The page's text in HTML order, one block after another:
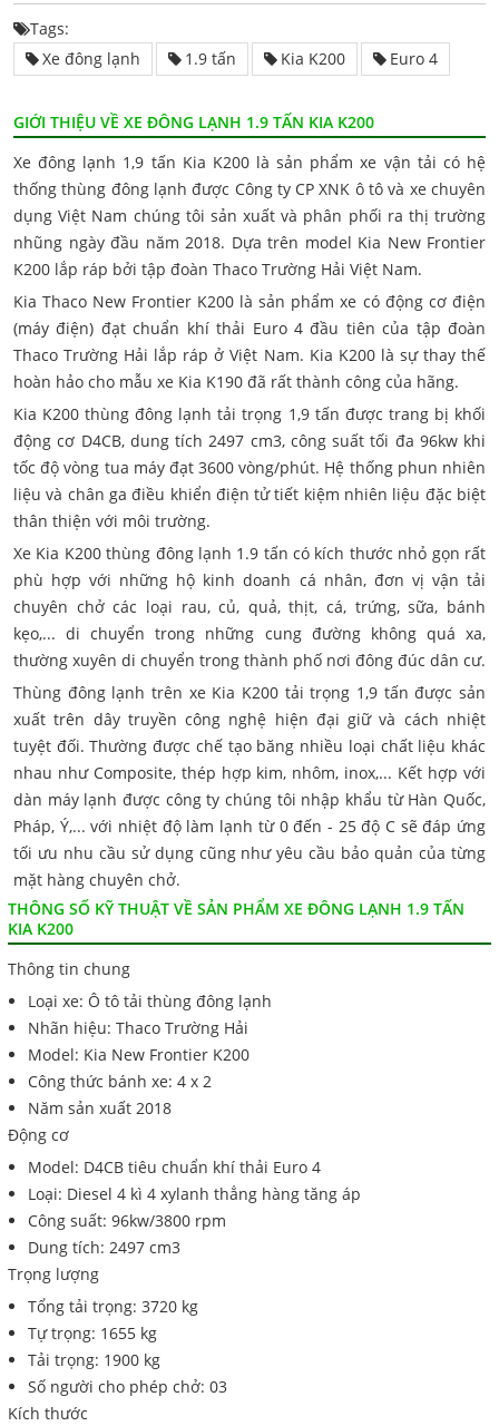
Tags:
Xe đông lạnh
1.9 tấn Kia K200 Euro 4
GIỚI THIỆU VỀ XE ĐÔNG LẠNH 1.9 TẤN KIA K200
Xe đông lạnh 1,9 tấn Kia K200 là sản phẩm xe vận tải có hệ
thống thùng đông lạnh được Công ty CP XNK ô tô và xe chuyên
dụng Việt Nam chúng tôi sản xuất và phân phối ra thị trường
nhũng ngày đầu năm 2018. Dựa trên model Kia New Frontier
K200 lắp ráp bởi tập đoàn Thaco Trường Hải Việt Nam.
Kia Thaco New Frontier K200 là sản phẩm xe có động cơ điện
(máy điện) đạt chuẩn khí thải Euro 4 đầu tiên của tập đoàn
Thaco Trường Hải lắp ráp ở Việt Nam. Kia K200 là sự thay thế
hoàn hảo cho mẫu xe Kia K190 đã rất thành công của hãng.
Kia K200 thùng đông lạnh tải trọng 1,9 tấn được trang bị khối
động cơ D4CB, dung tích 2497 cm3, công suất tối đa 96kw khi
tốc độ vòng tua máy đạt 3600 vòng/phút. Hệ thống phun nhiên
liệu và chân ga điều khiển điện tử tiết kiệm nhiên liệu đặc biệt
thân thiện với môi trường.
Xe Kia K200 thùng đông lạnh 1.9 tấn có kích thước nhỏ gọn rất
phù hợp với những hộ kinh doanh cá nhân, đơn vị vận tải
chuyên chở các loại rau, củ, quả, thịt, cá, trứng, sữa, bánh
kẹo,... di chuyển trong những cung đường không quá xa,
thường xuyên di chuyển trong thành phố nơi đông đúc dân cư.
Thùng đông lạnh trên xe Kia K200 tải trọng 1,9 tấn được sản
xuất trên dây truyền công nghệ hiện đại giữ và cách nhiệt
tuyệt đối. Thường được chế tạo băng nhiều loại chất liệu khác
nhau như Composite, thép hợp kim, nhôm, inox,... Kết hợp với
dàn máy lạnh được công ty chúng tôi nhập khẩu từ Hàn Quốc,
Pháp, Ý,... với nhiệt độ làm lạnh từ 0 đến - 25 độ C sẽ đáp ứng
tối ưu nhu cầu sử dụng cũng như yêu cầu bảo quản của từng
mặt hàng chuyên chở.
THÔNG SỐ KỸ THUẬT VỀ SẢN PHẨM XE ĐÔNG LẠNH 1.9 TẤN
KIA K200
Thông tin chung
Loại xe: Ô tô tải thùng đông lạnh
Nhãn hiệu: Thaco Trường Hải
Model: Kia New Frontier K200
Công thức bánh xe: 4 x 2
Năm sản xuất 2018
Động cơ
Model: D4CB tiêu chuẩn khí thải Euro 4
Loại: Diesel 4 kì 4 xylanh thẳng hàng tăng áp
Công suất: 96kw/3800 rpm
Dung tích: 2497 cm3
Trọng lượng
Tổng tải trọng: 3720 kg
Tự trọng: 1655 kg
Tải trọng: 1900 kg
Số người cho phép chở: 03
Kích thước